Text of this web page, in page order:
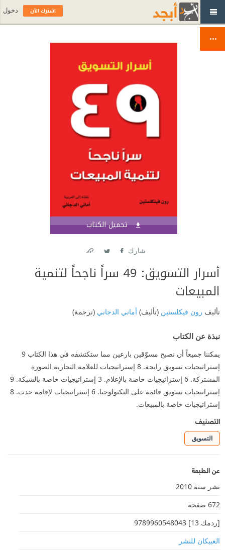
تحميل الكتاب
شارك
Facebook
Twitter
‫أسرار التسويق: 49 سراً ناجحاً لتنمية
المبيعات‬
تأليف رون فيكلستين (تأليف) أماني الدجاني (ترجمة)
نبذة عن الكتاب
يمكننا جميعاً أن نصبح مسوّقين بارعين مما ستكتشفه في هذا الكتاب 9
إستراتيجيات تسويق رابحة. 8 إستراتيجيات للعلامة التجارية الصورة
المشتركة. 6 إستراتيجيات خاصة بالإعلام. 3 إستراتيجيات خاصة بالشبكة. 9
إستراتيجيات تسويق قائمة على التكنولوجيا. 6 إستراتيجيات لإقامة حدث. 8
إستراتيجيات خاصة بالمبيعات.
التصنيف
التسويق
عن الطبعة
نشر سنة 2010
672 صفحة
[ردمك 13] 9789960548043
العبيكان للنشر
اشترك الآن دخول